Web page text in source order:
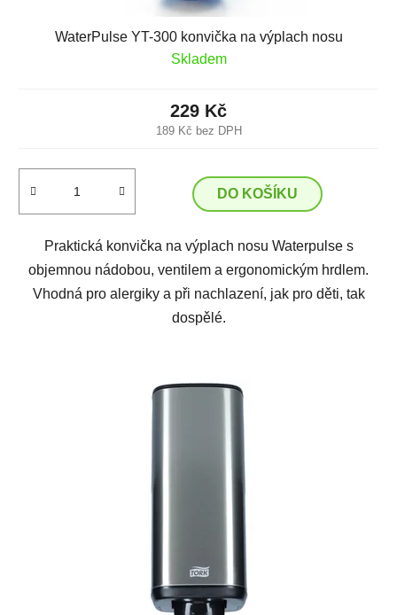
WaterPulse YT-300 konvička na výplach nosu
Skladem
189 Kč bez DPH
229 Kč
DO KOŠÍKU
Praktická konvička na výplach nosu Waterpulse s
objemnou nádobou, ventilem a ergonomickým hrdlem.
Vhodná pro alergiky a při nachlazení, jak pro děti, tak
dospělé.